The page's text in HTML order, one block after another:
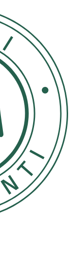
Oil,
Stearate,
Esters,
Acetate,
Fruit Cell
Lecithin,
Acid